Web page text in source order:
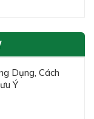
Dụng, Cách
Ý